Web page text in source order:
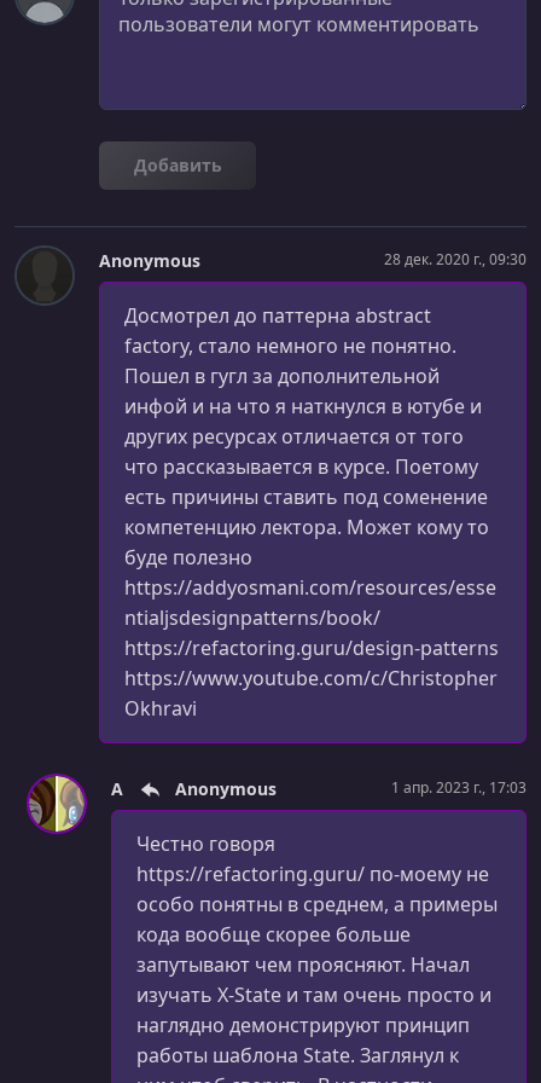
УРОК 26.
Добавить
Anonymous 28 дек. 2020 г., 09:30
Досмотрел до паттерна abstract
factory, стало немного не понятно.
Пошел в гугл за дополнительной
инфой и на что я наткнулся в ютубе и
других ресурсах отличается от того
что рассказывается в курсе. Поетому
есть причины ставить под соменение
компетенцию лектора. Может кому то
буде полезно
https://addyosmani.com/resources/esse
ntialjsdesignpatterns/book/
https://refactoring.guru/design-patterns
https://www.youtube.com/c/Christopher
Okhravi
A Anonymous 1 апр. 2023 г., 17:03
Честно говоря
https://refactoring.guru/ по-моему не
особо понятны в среднем, а примеры
кода вообще скорее больше
запутывают чем проясняют. Начал
изучать X-State и там очень просто и
наглядно демонстрируют принцип
работы шаблона State. Заглянул к